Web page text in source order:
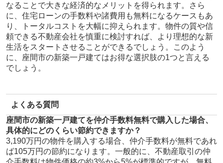
なることで大きな経済的なメリットを得られます。さら
に、住宅ローンの手数料や諸費用も無料になるケースもあ
り、トータルコストを大幅に抑えられます。物件の質や信
頼できる不動産会社を慎重に検討すれば、より理想的な新
生活をスタートさせることができるでしょう。このよう
に、座間市の新築一戸建てはお得な選択肢の1つと言える
でしょう。
よくある質問
座間市の新築一戸建てを仲介手数料無料で購入した場合、
具体的にどのくらい節約できますか？
3,190万円の物件を購入する場合、仲介手数料が無料であれ
ば105万円の節約になります。一般的に、不動産取引の仲